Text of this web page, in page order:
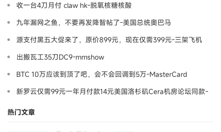
收一台4刀月付 claw hk-脱氧核糖核酸
九年漏网之鱼，不要再发降智帖了-美国总统奥巴马
源支付黑五大促来了，原价899元，现在仅需399元-三架飞机
出搬瓦工35刀DC9-mmshow
BTC 10万应该到顶了吧，会不会回调到5万-MasterCard
新罗云仅需99元一年月付款14元美国洛杉矶Cera机房论坛同款-
热门文章